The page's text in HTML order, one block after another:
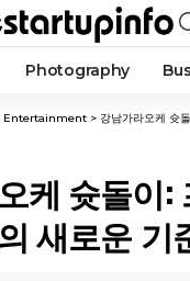
Photography
Entertainment > 강남가라오케 슛돌이:
케 슛돌이:
새로운 기